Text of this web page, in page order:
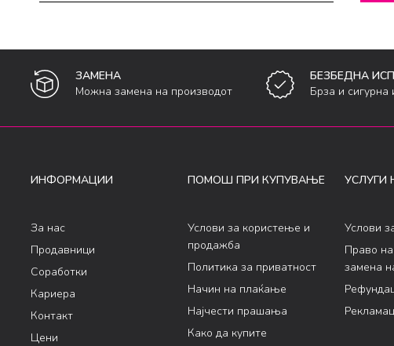
ЗАМЕНА
Можна замена на производот
БЕЗБЕДНА
Брза и сигурна
ИНФОРМАЦИИ
За нас
Продавници
Соработки
Кариера
Контакт
Цени
ПОМОШ ПРИ КУПУВАЊЕ
Услови за користење и
продажба
Политика за приватност
Начин на плаќање
Најчести прашања
Како да купите
УСЛУГИ
Услови
Право
замена